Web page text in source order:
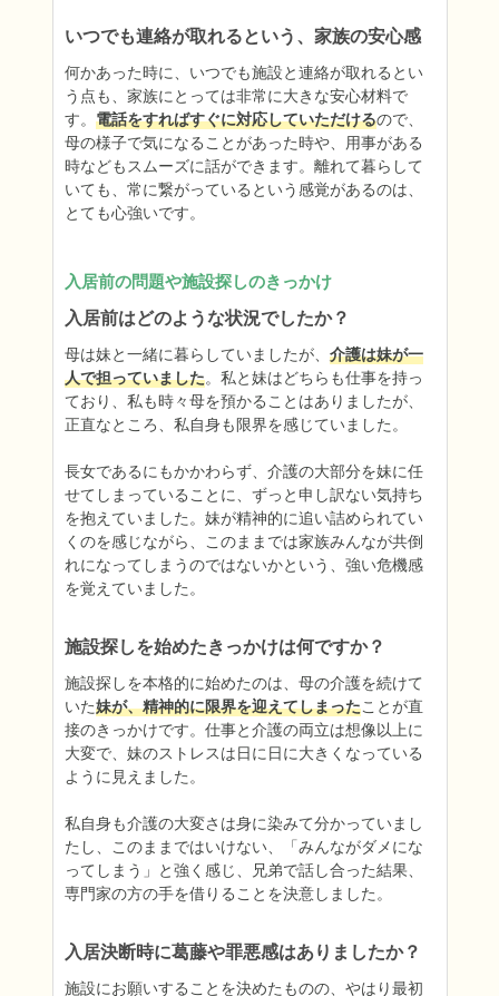
いつでも連絡が取れるという、家族の安心感
何かあった時に、いつでも施設と連絡が取れるとい
う点も、家族にとっては非常に大きな安心材料で
す。 電話をすればすぐに対応していただけるので、
母の様子で気になることがあった時や、用事がある
時などもスムーズに話ができます。離れて暮らして
いても、常に繋がっているという感覚があるのは、
とても心強いです。
入居前の問題や施設探しのきっかけ
入居前はどのような状況でしたか？
母は妹と一緒に暮らしていましたが、 介護は妹が一
人で担っていました。私と妹はどちらも仕事を持っ
ており、私も時々母を預かることはありましたが、
正直なところ、私自身も限界を感じていました。
長女であるにもかかわらず、介護の大部分を妹に任
せてしまっていることに、ずっと申し訳ない気持ち
を抱えていました。妹が精神的に追い詰められてい
くのを感じながら、このままでは家族みんなが共倒
れになってしまうのではないかという、強い危機感
を覚えていました。
施設探しを始めたきっかけは何ですか？
施設探しを本格的に始めたのは、母の介護を続けて
いた妹が、精神的に限界を迎えてしまったことが直
接のきっかけです。仕事と介護の両立は想像以上に
大変で、妹のストレスは日に日に大きくなっている
ように見えました。
私自身も介護の大変さは身に染みて分かっていまし
たし、このままではいけない、「みんながダメにな
ってしまう」と強く感じ、兄弟で話し合った結果、
専門家の方の手を借りることを決意しました。
入居決断時に葛藤や罪悪感はありましたか？
施設にお願いすることを決めたものの、やはり最初